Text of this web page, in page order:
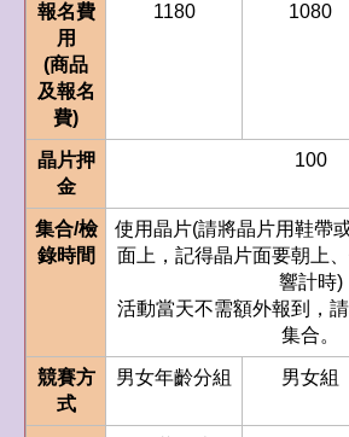
報名費
用
(商品
及報名
費)
1180 1080
晶片押
金
100
集合/檢
錄時間
使用晶片(請將晶片用鞋帶
面上，記得晶片面要朝上
響計時)
活動當天不需額外報到，
集合。
競賽方
式
男女年齡分組 男女組